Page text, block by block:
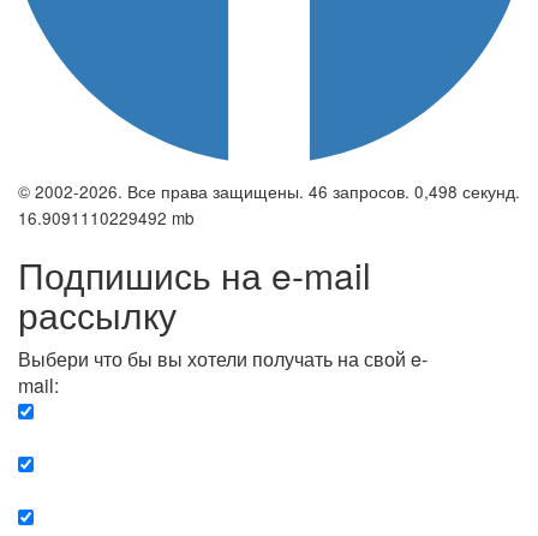
© 2002-2026. Все права защищены. 46 запросов. 0,498 секунд.
16.9091110229492 mb
Подпишись на e-mail
рассылку
Выбери что бы вы хотели получать на свой e-
mail: